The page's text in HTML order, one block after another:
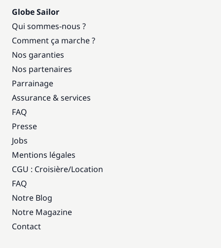
Globe Sailor
Qui sommes-nous ?
Comment ça marche ?
Nos garanties
Nos partenaires
Parrainage
Assurance & services
FAQ
Presse
Jobs
Mentions légales
CGU : Croisière/Location
FAQ
Notre Blog
Notre Magazine
Contact